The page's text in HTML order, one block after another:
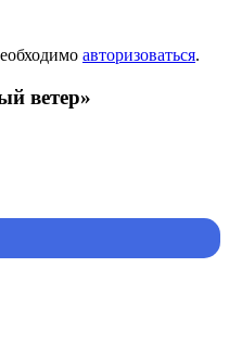
авторизоваться.
ветер»